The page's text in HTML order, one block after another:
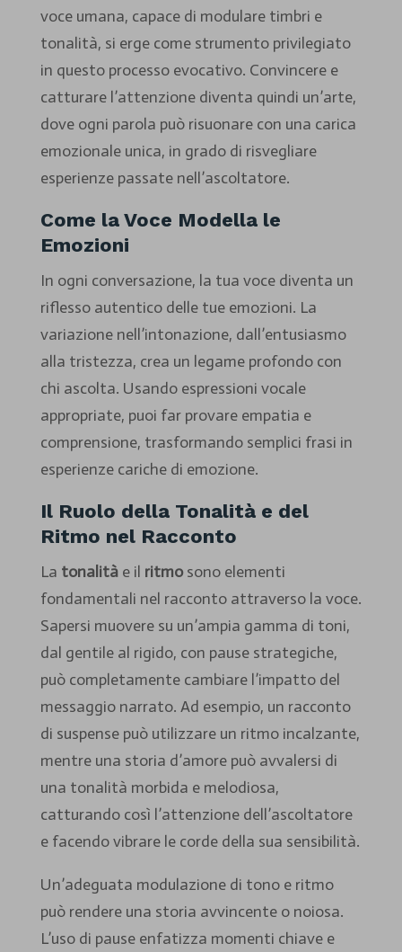
voce umana, capace di modulare timbri e
tonalità, si erge come strumento privilegiato
in questo processo evocativo. Convincere e
catturare l’attenzione diventa quindi un’arte,
dove ogni parola può risuonare con una carica
emozionale unica, in grado di risvegliare
esperienze passate nell’ascoltatore.
Come la Voce Modella le
Emozioni
In ogni conversazione, la tua voce diventa un
riflesso autentico delle tue emozioni. La
variazione nell’intonazione, dall’entusiasmo
alla tristezza, crea un legame profondo con
chi ascolta. Usando espressioni vocale
appropriate, puoi far provare empatia e
comprensione, trasformando semplici frasi in
esperienze cariche di emozione.
Il Ruolo della Tonalità e del
Ritmo nel Racconto
La tonalitàe il ritmosono elementi
fondamentali nel racconto attraverso la voce.
Sapersi muovere su un’ampia gamma di toni,
dal gentile al rigido, con pause strategiche,
può completamente cambiare l’impatto del
messaggio narrato. Ad esempio, un racconto
di suspense può utilizzare un ritmo incalzante,
mentre una storia d’amore può avvalersi di
una tonalità morbida e melodiosa,
catturando così l’attenzione dell’ascoltatore
e facendo vibrare le corde della sua sensibilità.
Un’adeguata modulazione di tono e ritmo
può rendere una storia avvincente o noiosa.
L’uso di pause enfatizza momenti chiave e